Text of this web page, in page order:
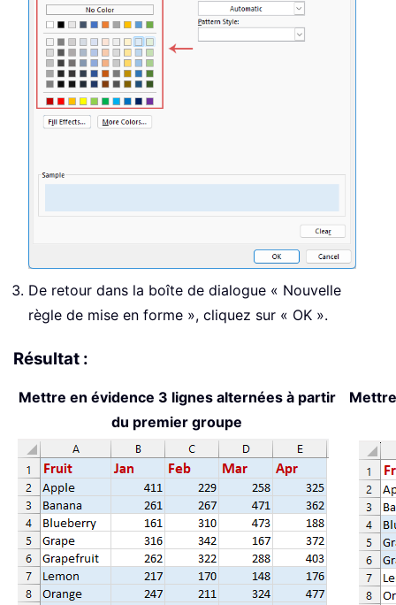
De retour dans la boîte de dialogue « Nouvelle
règle de mise en forme », cliquez sur « OK ».
Résultat :
Mettre en évidence 3 lignes alternées à partir
du premier groupe